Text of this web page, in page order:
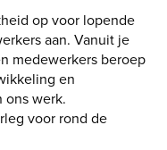
op voor lopende
aan. Vanuit je
medewerkers beroep
en
werk.
voor rond de